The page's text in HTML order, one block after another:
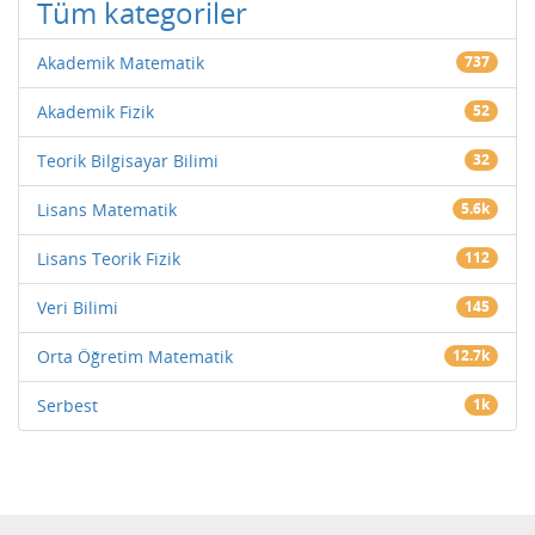
Tüm kategoriler
Akademik Matematik 737
Akademik Fizik 52
Teorik Bilgisayar Bilimi 32
Lisans Matematik 5.6k
Lisans Teorik Fizik 112
Veri Bilimi 145
Orta Öğretim Matematik 12.7k
Serbest 1k